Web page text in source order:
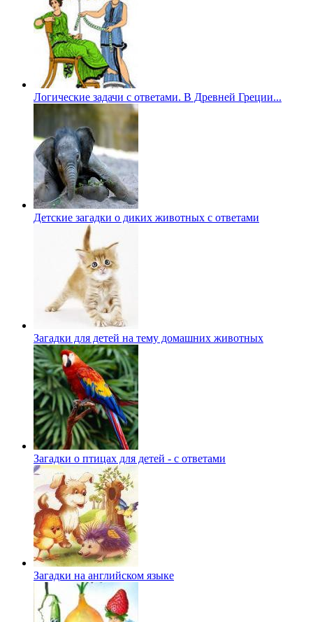
Логические задачи с ответами. В Древней Греции...
Детские загадки о диких животных с ответами
Загадки для детей на тему домашних животных
Загадки о птицах для детей - с ответами
Загадки на английском языке